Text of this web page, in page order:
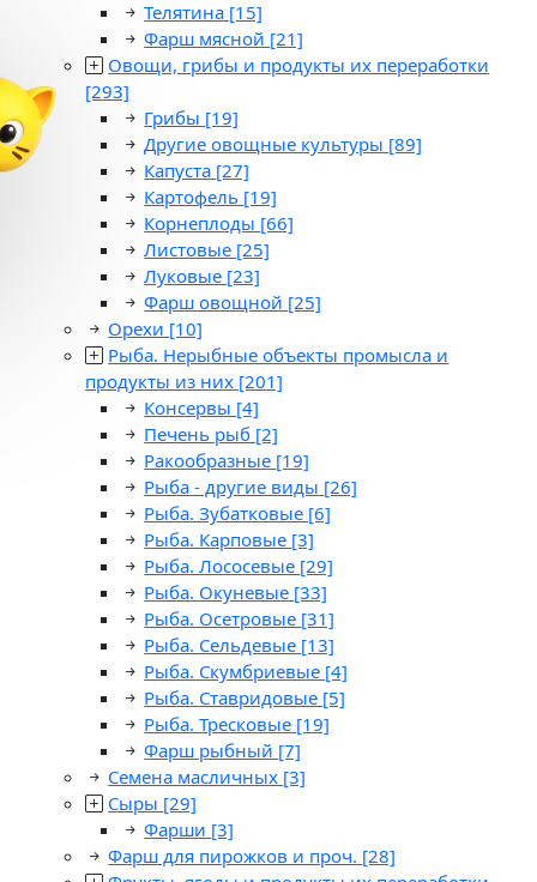
Телятина [15]
Фарш мясной [21]
Овощи, грибы и продукты их переработки
[293]
Грибы [19]
Другие овощные культуры [89]
Капуста [27]
Картофель [19]
Корнеплоды [66]
Листовые [25]
Луковые [23]
Фарш овощной [25]
Орехи [10]
Рыба. Нерыбные объекты промысла и
продукты из них [201]
Консервы [4]
Печень рыб [2]
Ракообразные [19]
Рыба - другие виды [26]
Рыба. Зубатковые [6]
Рыба. Карповые [3]
Рыба. Лососевые [29]
Рыба. Окуневые [33]
Рыба. Осетровые [31]
Рыба. Сельдевые [13]
Рыба. Скумбриевые [4]
Рыба. Ставридовые [5]
Рыба. Тресковые [19]
Фарш рыбный [7]
Семена масличных [3]
Сыры [29]
Фарши [3]
Фарш для пирожков и проч. [28]